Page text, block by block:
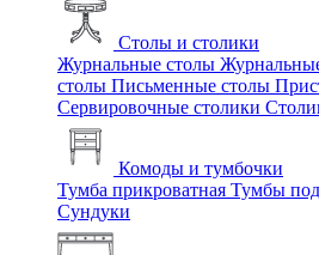
Столы и столики
Журнальные столы
столы Письменные столы
Сервировочные столики
Комоды и тумбочки
Тумба прикроватная Тумбы под
Сундуки